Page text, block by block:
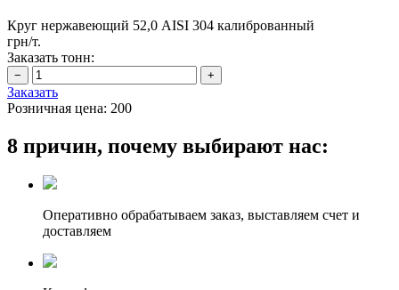
Круг нержавеющий 52,0 АІSI 304 калиброванный
грн/т.
Заказать тонн:
Заказать
Розничная цена: 200
8 причин, почему выбирают нас:
Оперативно обрабатываем заказ, выставляем счет и
доставляем